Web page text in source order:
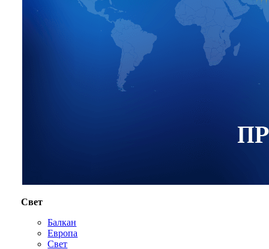
Свет
Балкан
Европа
Свет